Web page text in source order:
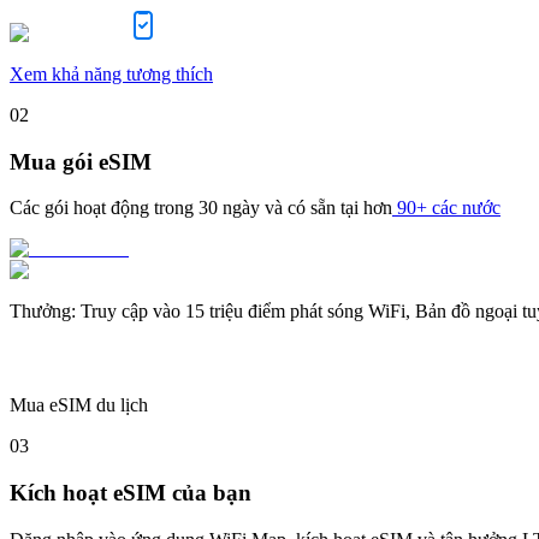
Xem khả năng tương thích
02
Mua gói eSIM
Các gói hoạt động trong 30 ngày và có sẵn tại hơn 90+ các nước
Thưởng: Truy cập vào 15 triệu điểm phát sóng WiFi, Bản đồ ngoại
Mua eSIM du lịch
03
Kích hoạt eSIM của bạn